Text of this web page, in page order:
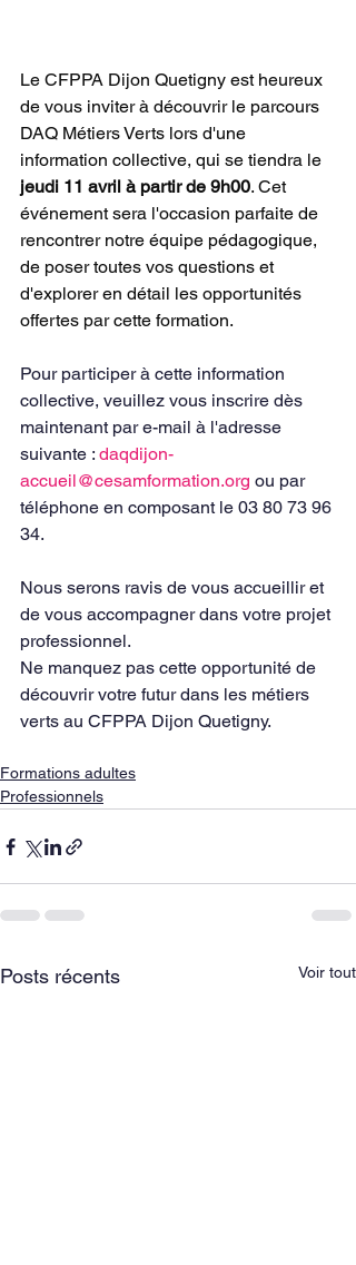
Le CFPPA Dijon Quetigny est heureux
de vous inviter à découvrir le parcours
DAQ Métiers Verts lors d'une
information collective, qui se tiendra le
jeudi 11 avril à partir de 9h00. Cet
événement sera l'occasion parfaite de
rencontrer notre équipe pédagogique,
de poser toutes vos questions et
d'explorer en détail les opportunités
offertes par cette formation.
Pour participer à cette information
collective, veuillez vous inscrire dès
maintenant par e-mail à l'adresse
suivante : daqdijon-
accueil@cesamformation.org ou par
téléphone en composant le 03 80 73 96
34.
Nous serons ravis de vous accueillir et
de vous accompagner dans votre projet
professionnel.
Ne manquez pas cette opportunité de
découvrir votre futur dans les métiers
verts au CFPPA Dijon Quetigny.
Formations adultes
Professionnels
Posts récents Voir tout